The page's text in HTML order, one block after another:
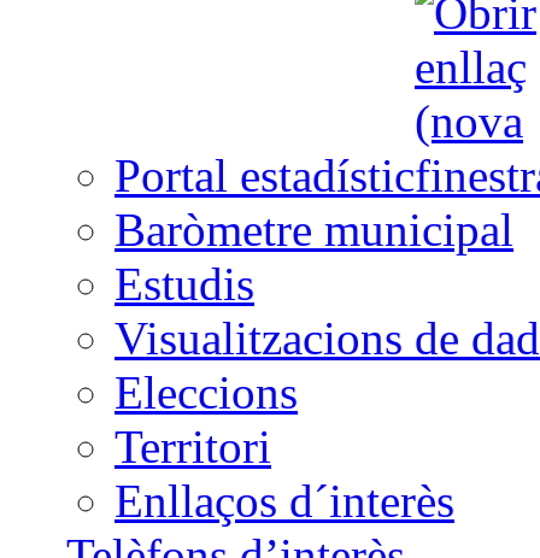
Portal estadístic
Baròmetre municipal
Estudis
Visualitzacions de
Eleccions
Territori
Enllaços d´interès